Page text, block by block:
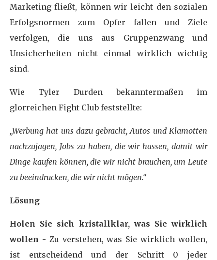
Marketing fließt, können wir leicht den sozialen
Erfolgsnormen zum Opfer fallen und Ziele
verfolgen, die uns aus Gruppenzwang und
Unsicherheiten nicht einmal wirklich wichtig
sind.
Wie Tyler Durden bekanntermaßen im
glorreichen Fight Club feststellte:
„Werbung hat uns dazu gebracht, Autos und Klamotten
nachzujagen, Jobs zu haben, die wir hassen, damit wir
Dinge kaufen können, die wir nicht brauchen, um Leute
zu beeindrucken, die wir nicht mögen.“
Lösung
Holen Sie sich kristallklar, was Sie wirklich
wollen - Zu verstehen, was Sie wirklich wollen,
ist entscheidend und der Schritt 0 jeder